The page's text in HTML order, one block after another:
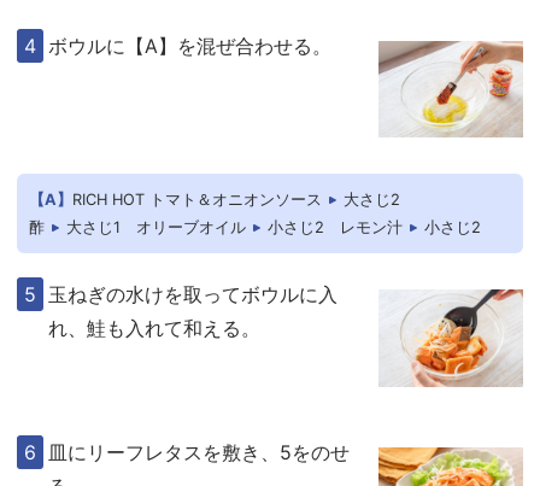
ボウルに【A】を混ぜ合わせる。
【A】 RICH HOT トマト＆オニオンソース
大さじ2
酢
大さじ1 オリーブオイル 小さじ2 レモン汁 小さじ2
玉ねぎの水けを取ってボウルに入
れ、鮭も入れて和える。
皿にリーフレタスを敷き、5をのせ